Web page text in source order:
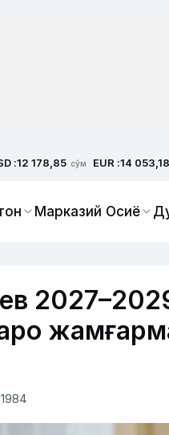
:12 178,85 сўм EUR :14 053,18
Марказий Осиё
1984